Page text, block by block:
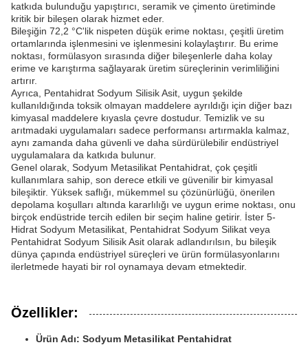
katkıda bulunduğu yapıştırıcı, seramik ve çimento üretiminde
kritik bir bileşen olarak hizmet eder.
Bileşiğin 72,2 °C'lik nispeten düşük erime noktası, çeşitli üretim
ortamlarında işlenmesini ve işlenmesini kolaylaştırır. Bu erime
noktası, formülasyon sırasında diğer bileşenlerle daha kolay
erime ve karıştırma sağlayarak üretim süreçlerinin verimliliğini
artırır.
Ayrıca, Pentahidrat Sodyum Silisik Asit, uygun şekilde
kullanıldığında toksik olmayan maddelere ayrıldığı için diğer bazı
kimyasal maddelere kıyasla çevre dostudur. Temizlik ve su
arıtmadaki uygulamaları sadece performansı artırmakla kalmaz,
aynı zamanda daha güvenli ve daha sürdürülebilir endüstriyel
uygulamalara da katkıda bulunur.
Genel olarak, Sodyum Metasilikat Pentahidrat, çok çeşitli
kullanımlara sahip, son derece etkili ve güvenilir bir kimyasal
bileşiktir. Yüksek saflığı, mükemmel su çözünürlüğü, önerilen
depolama koşulları altında kararlılığı ve uygun erime noktası, onu
birçok endüstride tercih edilen bir seçim haline getirir. İster 5-
Hidrat Sodyum Metasilikat, Pentahidrat Sodyum Silikat veya
Pentahidrat Sodyum Silisik Asit olarak adlandırılsın, bu bileşik
dünya çapında endüstriyel süreçleri ve ürün formülasyonlarını
ilerletmede hayati bir rol oynamaya devam etmektedir.
Özellikler:
Ürün Adı: Sodyum Metasilikat Pentahidrat